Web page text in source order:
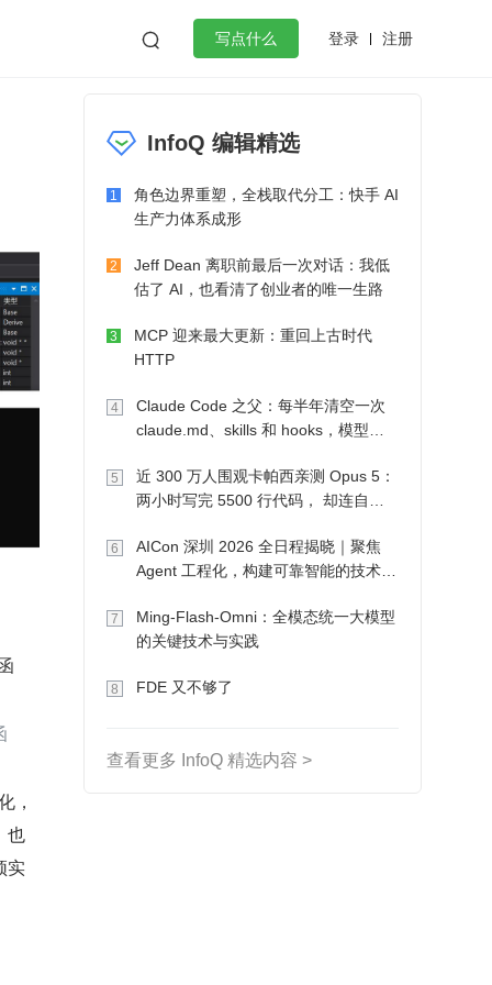
 写点什么 登录 注册
微服务架构 flutter
，
也
实
InfoQ 编辑精选
1
角色边界重塑，全栈取代分工：快手 AI
生产力体系成形
2
Jeff Dean 离职前最后一次对话：我低
估了 AI，也看清了创业者的唯一生路
3
MCP 迎来最大更新：重回上古时代
HTTP
4
Claude Code 之父：每半年清空一次
claude.md、skills 和 hooks，模型自
5
近 300 万人围观卡帕西亲测 Opus 5：
两小时写完 5500 行代码， 却连自己
6
AICon 深圳 2026 全日程揭晓｜聚焦
Agent 工程化，构建可靠智能的技术路
7
Ming-Flash-Omni：全模态统一大模型
的关键技术与实践
8 FDE 又不够了
查看更多 InfoQ 精选内容 >